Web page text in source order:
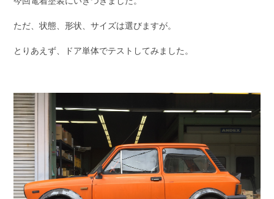
ただ、状態、形状、サイズは選びますが。
とりあえず、ドア単体でテストしてみました。